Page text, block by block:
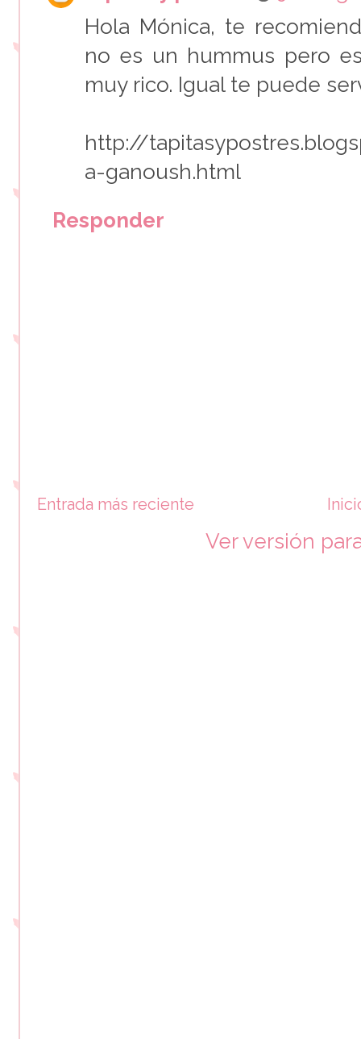
Hola Mónica, te
no es un hummus pero
muy rico. Igual te puede
http://
a-ganoush.html
Responder
Entrada más reciente
Ver versión